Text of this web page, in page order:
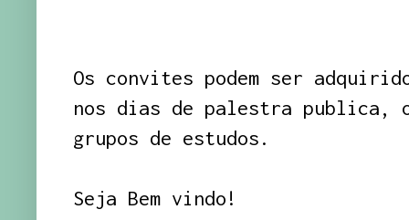
Os convites podem ser
nos dias de palestra publica,
grupos de estudos.
Seja Bem vindo!